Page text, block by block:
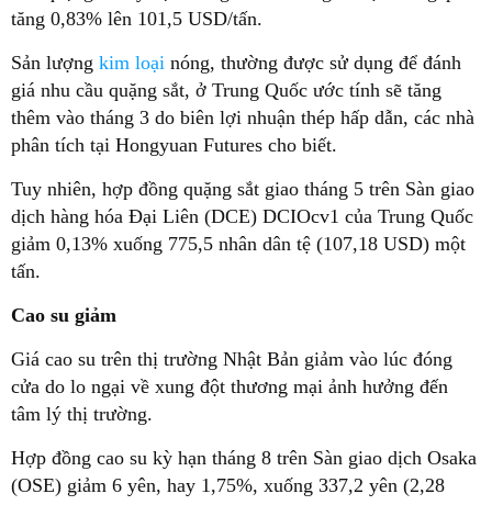
tăng 0,83% lên 101,5 USD/tấn.
Sản lượng kim loại nóng, thường được sử dụng để đánh
giá nhu cầu quặng sắt, ở Trung Quốc ước tính sẽ tăng
thêm vào tháng 3 do biên lợi nhuận thép hấp dẫn, các nhà
phân tích tại Hongyuan Futures cho biết.
Tuy nhiên, hợp đồng quặng sắt giao tháng 5 trên Sàn giao
dịch hàng hóa Đại Liên (DCE) DCIOcv1 của Trung Quốc
giảm 0,13% xuống 775,5 nhân dân tệ (107,18 USD) một
tấn.
Cao su giảm
Giá cao su trên thị trường Nhật Bản giảm vào lúc đóng
cửa do lo ngại về xung đột thương mại ảnh hưởng đến
tâm lý thị trường.
Hợp đồng cao su kỳ hạn tháng 8 trên Sàn giao dịch Osaka
(OSE) giảm 6 yên, hay 1,75%, xuống 337,2 yên (2,28